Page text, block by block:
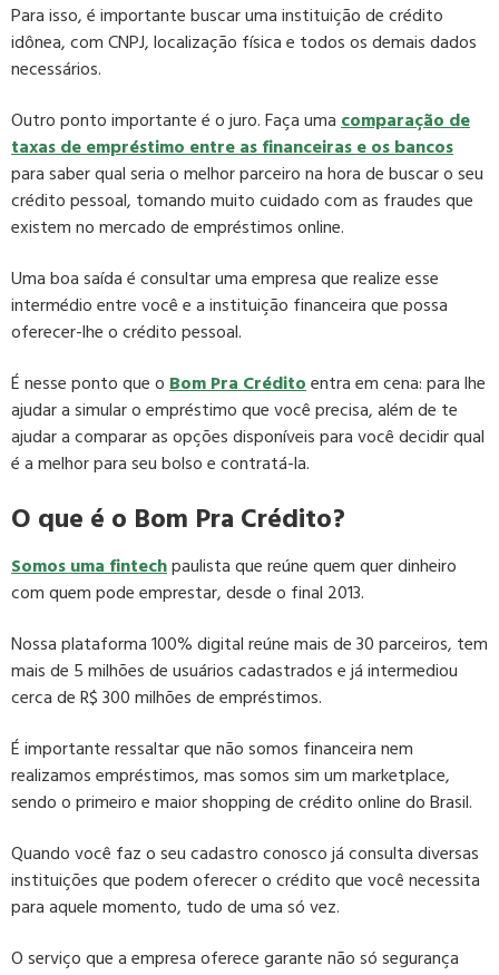
Para isso, é importante buscar uma instituição de crédito
idônea, com CNPJ, localização física e todos os demais dados
necessários.
Outro ponto importante é o juro. Faça umacomparação de
taxas de empréstimo entre as financeiras e os bancos
para saber qual seria o melhor parceiro na hora de buscar o seu
crédito pessoal, tomando muito cuidado com as fraudes que
existem no mercado de empréstimos online.
Uma boa saída é consultar uma empresa que realize esse
intermédio entre você e a instituição financeira que possa
oferecer-lhe o crédito pessoal.
É nesse ponto que oBom Pra Créditoentra em cena: para lhe
ajudar a simular o empréstimo que você precisa, além de te
ajudar a comparar as opções disponíveis para você decidir qual
é a melhor para seu bolso e contratá-la.
O que é o Bom Pra Crédito?
Somos uma fintechpaulista que reúne quem quer dinheiro
com quem pode emprestar, desde o final 2013.
Nossa plataforma 100% digital reúne mais de 30 parceiros, tem
mais de 5 milhões de usuários cadastrados e já intermediou
cerca de R$ 300 milhões de empréstimos.
É importante ressaltar que não somos financeira nem
realizamos empréstimos, mas somos sim um marketplace,
sendo o primeiro e maior shopping de crédito online do Brasil.
Quando você faz o seu cadastro conosco já consulta diversas
instituições que podem oferecer o crédito que você necessita
para aquele momento, tudo de uma só vez.
O serviço que a empresa oferece garante não só segurança